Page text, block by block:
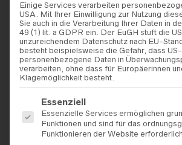
Einige Services verarbeiten
USA. Mit Ihrer Einwilligung zur Nutzung
Sie auch in die Verarbeitung Ihrer Daten in
49 (1) lit. a GDPR ein. Der EuGH stuft die
unzureichendem Datenschutz nach EU-
besteht beispielsweise die Gefahr, dass
personenbezogene Daten in
verarbeiten, ohne dass für Europäerinnen
Klagemöglichkeit besteht.
Es folgt eine Liste der Service-
Essenziell
Essenzielle Services ermöglichen
Funktionen und sind für das
Funktionieren der Website